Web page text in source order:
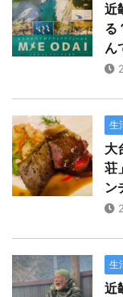
近
る
ん
生
大
荘
ン
生
近